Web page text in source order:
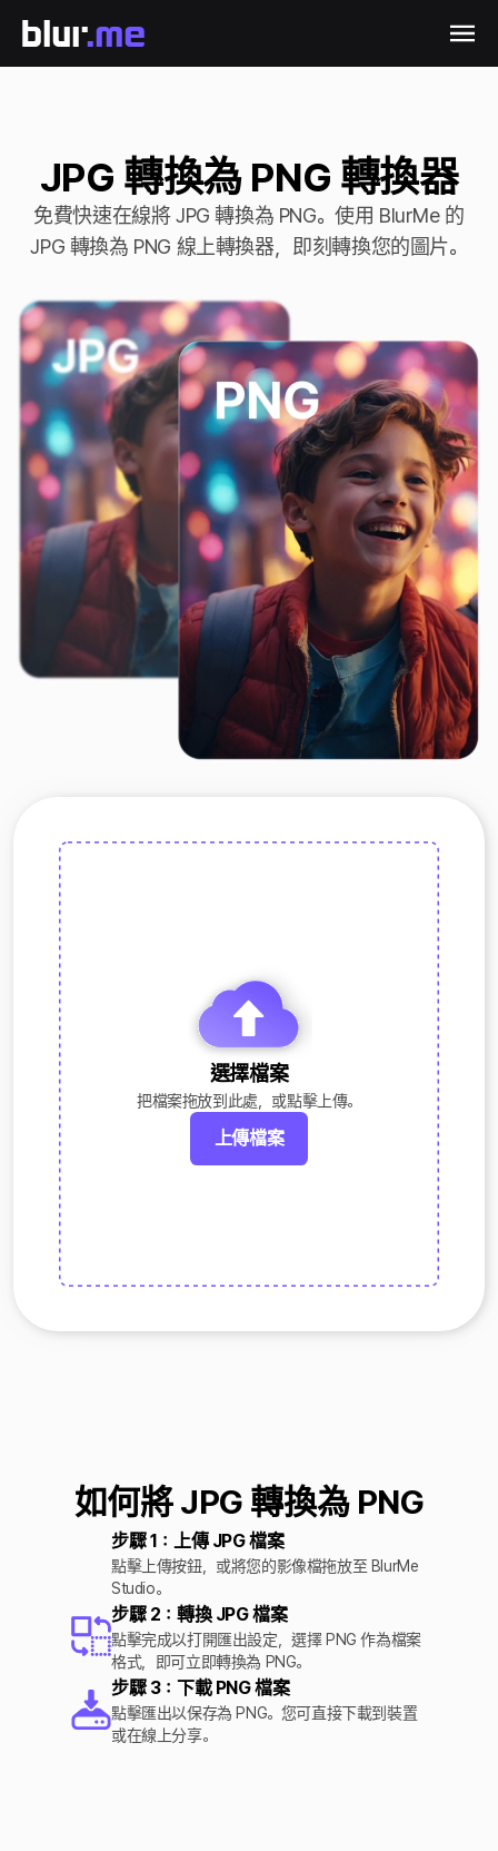
JPG 轉換為 PNG 轉換器
免費快速在線將 JPG 轉換為 PNG。使用 BlurMe 的
JPG 轉換為 PNG 線上轉換器，即刻轉換您的圖片。
選擇檔案
把檔案拖放到此處，或點擊上傳。
上傳檔案
如何將 JPG 轉換為 PNG
步驟 1：上傳 JPG 檔案
點擊上傳按鈕，或將您的影像檔拖放至 BlurMe
Studio。
步驟 2：轉換 JPG 檔案
點擊完成以打開匯出設定，選擇 PNG 作為檔案
格式，即可立即轉換為 PNG。
步驟 3：下載 PNG 檔案
點擊匯出以保存為 PNG。您可直接下載到裝置
或在線上分享。